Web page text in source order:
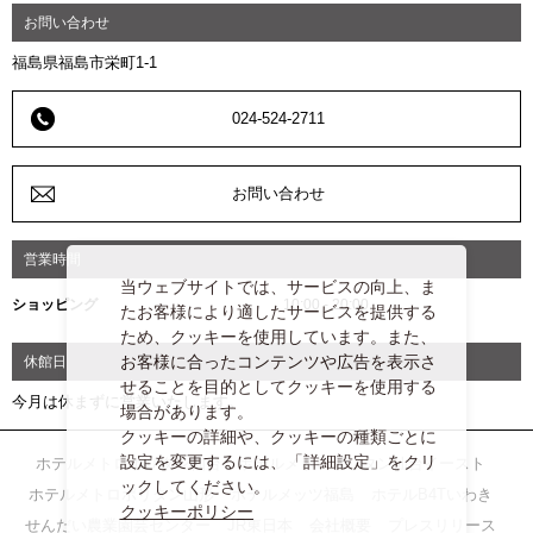
お問い合わせ
福島県福島市栄町1-1
024-524-2711
お問い合わせ
営業時間
ショッピング 10:00 - 20:00
休館日
今月は休まずに営業いたします。
ホテルメトロポリタン仙台
ホテルメトロポリタン仙台イースト
ホテルメトロポリタン山形
ホテルメッツ福島
ホテルB4Tいわき
せんだい農業園芸センター
JR東日本 プレスリリース
当ウェブサイトでは、サービスの向上、ま
たお客様により適したサービスを提供する
ため、クッキーを使用しています。また、
お客様に合ったコンテンツや広告を表示さ
せることを目的としてクッキーを使用する
場合があります。
クッキーの詳細や、クッキーの種類ごとに
設定を変更するには、「詳細設定」をクリ
ックしてください。
クッキーポリシー